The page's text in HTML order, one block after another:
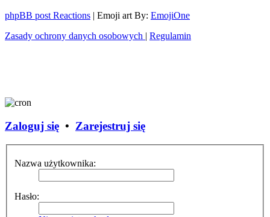
phpBB post Reactions | Emoji art By: EmojiOne
Zasady ochrony danych osobowych | Regulamin
Zaloguj się • Zarejestruj się
Nazwa użytkownika:
Hasło: